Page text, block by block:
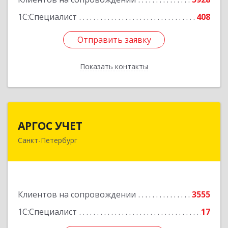
1С:Специалист
408
Отправить заявку
Показать контакты
Отправить заявку
Назад
АРГОС УЧЕТ
Санкт-Петербург
Клиентов на сопровождении
3555
1С:Специалист
17
196191, Санкт-Петербург г, Конституции пл,